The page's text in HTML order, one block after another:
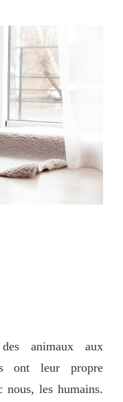
animaux aux
ont leur propre
nous, les humains.